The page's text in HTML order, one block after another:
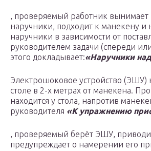
, проверяемый работник вынимает
наручники, подходит к манекену и
наручники в зависимости от
руководителем задачи (спереди
этого докладывает:«Наручники
Электрошоковое устройство (ЭШУ)
столе в 2-х метрах от манекена.
находится у стола, напротив
руководителя «К упражнению
, проверяемый берёт ЭШУ,
предупреждает о намерении его